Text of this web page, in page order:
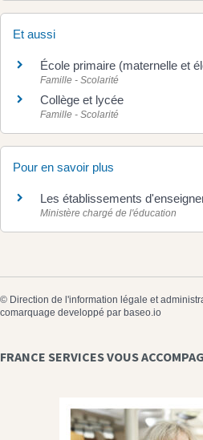
Et aussi
École primaire (maternelle et
Famille - Scolarité
Collège et lycée
Famille - Scolarité
Pour en savoir plus
Les établissements
Ministère chargé de l'éducation
© Direction de l'information légale et
comarquage developpé par baseo.io
FRANCE SERVICES VOUS